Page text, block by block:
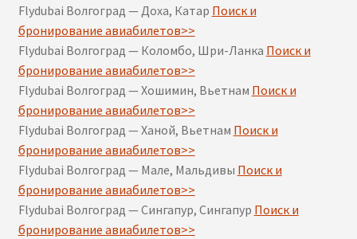
Flydubai Волгоград — Доха, Катар Поиск и
бронирование авиабилетов>>
Flydubai Волгоград — Коломбо, Шри-Ланка Поиск и
бронирование авиабилетов>>
Flydubai Волгоград — Хошимин, Вьетнам Поиск и
бронирование авиабилетов>>
Flydubai Волгоград — Ханой, Вьетнам Поиск и
бронирование авиабилетов>>
Flydubai Волгоград — Мале, Мальдивы Поиск и
бронирование авиабилетов>>
Flydubai Волгоград — Сингапур, Сингапур Поиск и
бронирование авиабилетов>>